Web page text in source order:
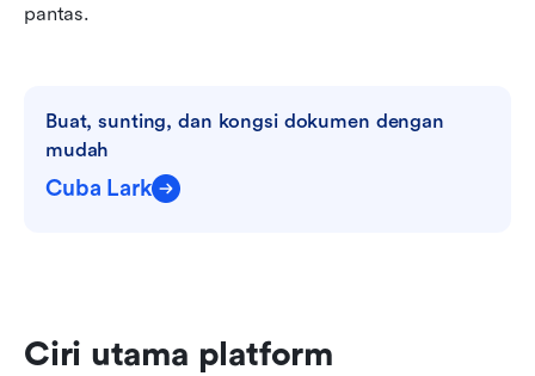
pantas.
Buat, sunting, dan kongsi dokumen dengan
mudah
Cuba Lark
Ciri utama platform